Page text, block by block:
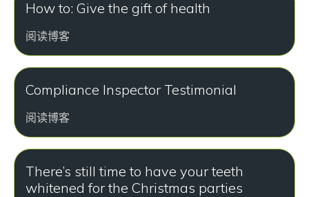
How to: Give the gift of health
阅读博客
Compliance Inspector Testimonial
阅读博客
There’s still time to have your teeth
whitened for the Christmas parties